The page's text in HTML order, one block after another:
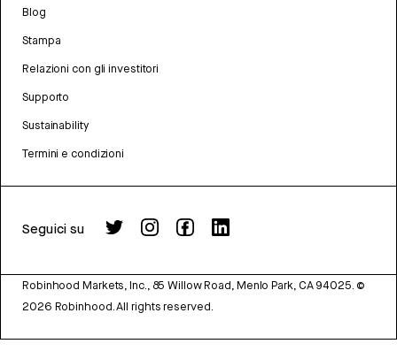
Blog
Stampa
Relazioni con gli investitori
Supporto
Sustainability
Termini e condizioni
Seguici su
Robinhood Markets, Inc., 85 Willow Road, Menlo Park, CA 94025. ©
2026 Robinhood. All rights reserved.